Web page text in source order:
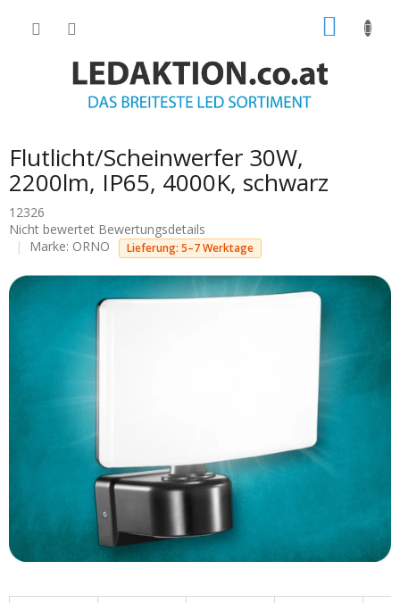
Flutlicht/Scheinwerfer 30W,
2200lm, IP65, 4000K, schwarz
12326
Die
durchschnittliche
ist
0.0
Nicht bewertet Bewertungsdetails
Marke: ORNO Lieferung: 5–7 Werktage